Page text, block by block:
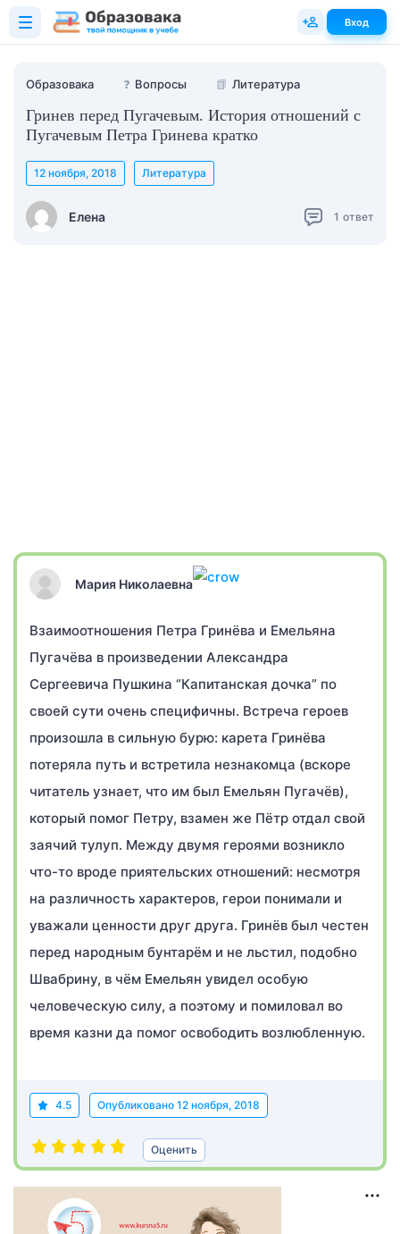
Образовака ❓ Вопросы 📗 Литература
Гринев перед Пугачевым. История отношений с
Пугачевым Петра Гринева кратко
Елена
12 ноября, 2018 Литература
1 ответ
Мария Николаевна
Взаимоотношения Петра Гринёва и Емельяна
Пугачёва в произведении Александра
Сергеевича Пушкина “Капитанская дочка” по
своей сути очень специфичны. Встреча героев
произошла в сильную бурю: карета Гринёва
потеряла путь и встретила незнакомца (вскоре
читатель узнает, что им был Емельян Пугачёв),
который помог Петру, взамен же Пётр отдал свой
заячий тулуп. Между двумя героями возникло
что-то вроде приятельских отношений: несмотря
на различность характеров, герои понимали и
уважали ценности друг друга. Гринёв был честен
перед народным бунтарём и не льстил, подобно
Швабрину, в чём Емельян увидел особую
человеческую силу, а поэтому и помиловал во
время казни да помог освободить возлюбленную.
4.5 Опубликовано 12 ноября, 2018
Оценить
Вход